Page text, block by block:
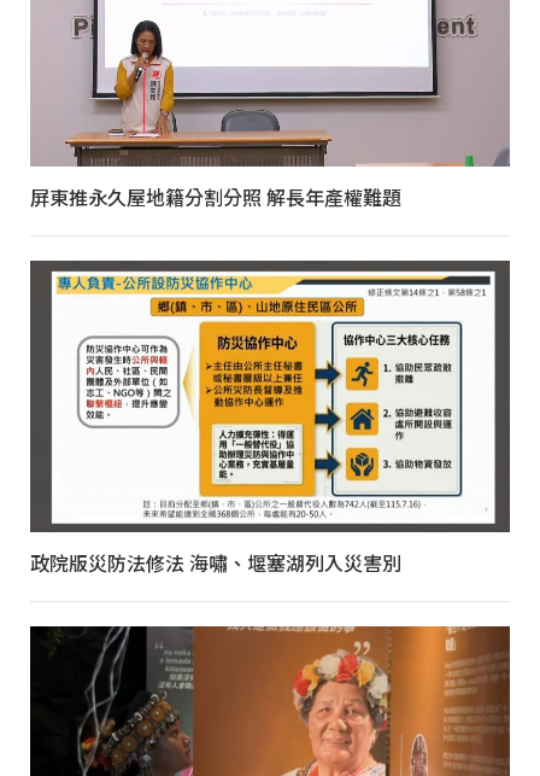
屏東推永久屋地籍分割分照 解長年產權難題
政院版災防法修法 海嘯、堰塞湖列入災害別